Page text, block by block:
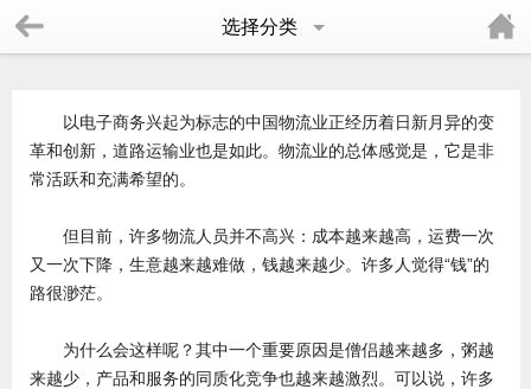
选择分类
以电子商务兴起为标志的中国物流业正经历着日新月异的变
革和创新，道路运输业也是如此。物流业的总体感觉是，它是非
常活跃和充满希望的。
但目前，许多物流人员并不高兴：成本越来越高，运费一次
又一次下降，生意越来越难做，钱越来越少。许多人觉得“钱”的
路很渺茫。
为什么会这样呢？其中一个重要原因是僧侣越来越多，粥越
来越少，产品和服务的同质化竞争也越来越激烈。可以说，许多